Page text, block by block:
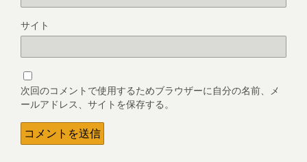
サイト
次回のコメントで使用するためブラウザーに自分の名前、メ
ールアドレス、サイトを保存する。